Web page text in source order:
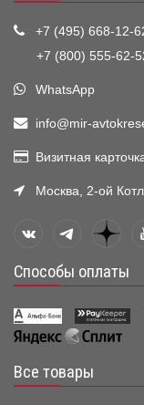
+7 (495) 668-12-
+7 (800) 555-62-
WhatsApp
info@mir-
Визитная
Москва, 2-ой
Способы оплаты
Все товары